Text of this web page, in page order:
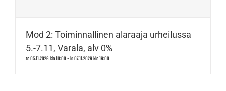
Mod 2: Toiminnallinen alaraaja urheilussa
5.-7.11, Varala, alv 0%
to 05.11.2026 klo 10:00-la 07.11.2026 klo 16:00